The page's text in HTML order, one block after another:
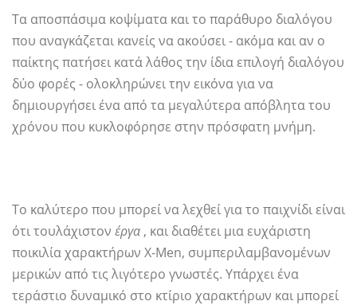
Τα αποσπάσιμα κοψίματα και το παράθυρο διαλόγου
που αναγκάζεται κανείς να ακούσει - ακόμα και αν ο
παίκτης πατήσει κατά λάθος την ίδια επιλογή διαλόγου
δύο φορές - ολοκληρώνει την εικόνα για να
δημιουργήσει ένα από τα μεγαλύτερα απόβλητα του
χρόνου που κυκλοφόρησε στην πρόσφατη μνήμη.
Το καλύτερο που μπορεί να λεχθεί για το παιχνίδι είναι
ότι τουλάχιστον έργα , και διαθέτει μια ευχάριστη
ποικιλία χαρακτήρων X-Men, συμπεριλαμβανομένων
μερικών από τις λιγότερο γνωστές. Υπάρχει ένα
τεράστιο δυναμικό στο κτίριο χαρακτήρων και μπορεί